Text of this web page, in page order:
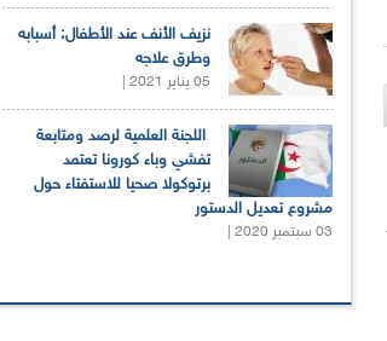
نزيف الأنف عند الأطفال: أسبابه
وطرق علاجه
05 يناير 2021 |
اللجنة العلمية لرصد ومتابعة
تفشي وباء كورونا تعتمد
برتوكولا صحيا للاستفتاء حول
مشروع تعديل الدستور
03 سبتمبر 2020 |